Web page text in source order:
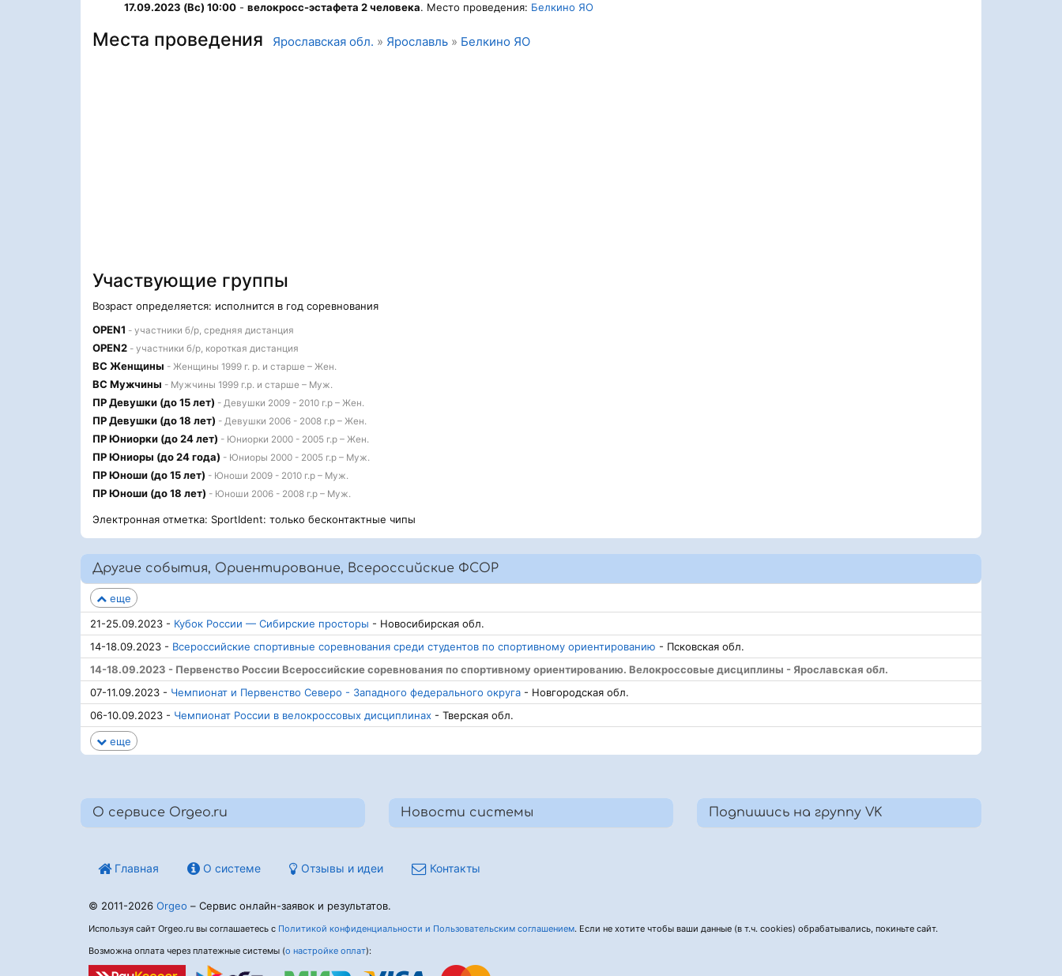
17.09.2023 (Вс) 10:00 - велокросс-эстафета 2 человека. Место проведения: Белкино ЯО
Места проведения Ярославская обл. » Ярославль » Белкино ЯО
Участвующие группы
Возраст определяется: исполнится в год соревнования
OPEN1 - участники б/р, средняя дистанция
OPEN2 - участники б/р, короткая дистанция
ВС Женщины - Женщины 1999 г. р. и старше – Жен.
ВС Мужчины - Мужчины 1999 г.р. и старше – Муж.
ПР Девушки (до 15 лет) - Девушки 2009 - 2010 г.р – Жен.
ПР Девушки (до 18 лет) - Девушки 2006 - 2008 г.р – Жен.
ПР Юниорки (до 24 лет) - Юниорки 2000 - 2005 г.р – Жен.
ПР Юниоры (до 24 года) - Юниоры 2000 - 2005 г.р – Муж.
ПР Юноши (до 15 лет) - Юноши 2009 - 2010 г.р – Муж.
ПР Юноши (до 18 лет) - Юноши 2006 - 2008 г.р – Муж.
Электронная отметка: SportIdent: только бесконтактные чипы
Другие события, Ориентирование, Всероссийские ФСОР
еще
21-25.09.2023 - Кубок России — Сибирские просторы - Новосибирская обл.
14-18.09.2023 - Всероссийские спортивные соревнования среди студентов по спортивному ориентированию - Псковская обл.
14-18.09.2023 - Первенство России Всероссийские соревнования по спортивному ориентированию. Велокроссовые дисциплины - Ярославская обл.
07-11.09.2023 - Чемпионат и Первенство Северо - Западного федерального округа - Новгородская обл.
06-10.09.2023 - Чемпионат России в велокроссовых дисциплинах - Тверская обл.
еще
О сервисе Orgeo.ru Новости системы Подпишись на группу VK
Главная О системе Отзывы и идеи Контакты
© 2011-2026 Orgeo – Сервис онлайн-заявок и результатов.
Используя сайт Orgeo.ru вы соглашаетесь с Политикой конфиденциальности и Пользовательским соглашением. Если не хотите чтобы ваши данные (в т.ч. cookies) обрабатывались, покиньте сайт.
Возможна оплата через платежные системы (о настройке оплат):